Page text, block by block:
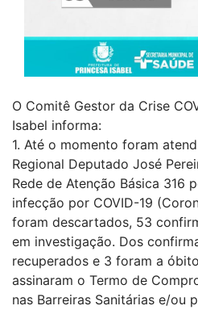
O Comitê Gestor da Crise
Isabel informa:
1. Até o momento foram
Regional Deputado José
Rede de Atenção Básica 316
infecção por COVID-19
foram descartados, 53
em investigação. Dos
recuperados e 3 foram a
assinaram o Termo de
nas Barreiras Sanitárias e/ou